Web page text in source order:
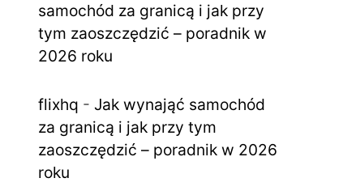
samochód za granicą i jak przy
tym zaoszczędzić – poradnik w
2026 roku
flixhq - Jak wynająć samochód
za granicą i jak przy tym
zaoszczędzić – poradnik w 2026
roku